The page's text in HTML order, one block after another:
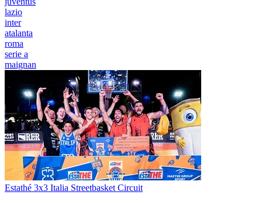
lazio
inter
atalanta
roma
serie a
maignan
Estathé 3x3 Italia Streetbasket Circuit